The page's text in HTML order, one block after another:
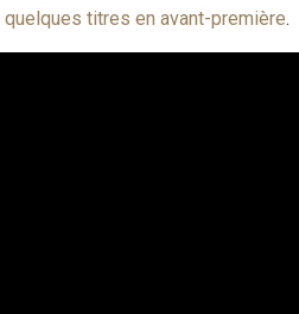
quelques titres en avant-première.